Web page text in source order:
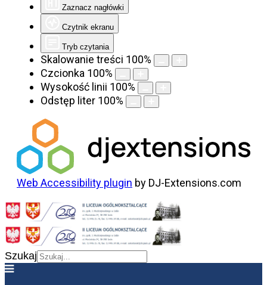
Zaznacz nagłówki
Czytnik ekranu
Tryb czytania
Skalowanie treści 100%
Czcionka 100%
Wysokość linii 100%
Odstęp liter 100%
Web Accessibility plugin by DJ-Extensions.com
Szukaj